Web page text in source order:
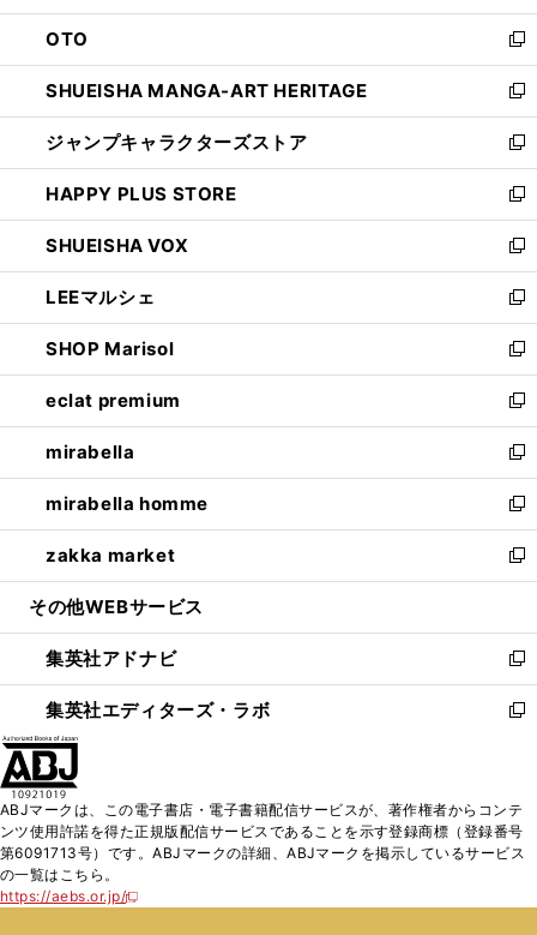
ウ
で
開
く
ン
ド
ウ
で
開
く
OTO
新
し
い
ウ
ィ
ン
ド
ウ
で
開
く
SHUEISHA MANGA-ART HERITAGE
新
し
い
ウ
ィ
ン
ド
ウ
で
開
く
ジャンプキャラクターズストア
新
し
い
ウ
ィ
ン
ド
ウ
で
開
く
HAPPY PLUS STORE
新
し
い
ウ
ィ
ン
ド
ウ
で
開
く
SHUEISHA VOX
新
し
い
ウ
ィ
ン
ド
ウ
で
開
く
LEEマルシェ
新
し
い
ウ
ィ
ン
ド
ウ
で
開
く
SHOP Marisol
新
し
い
ウ
ィ
ン
ド
ウ
で
開
eclat premium
新
し
い
ウ
ィ
ン
ド
ウ
開
く
mirabella
新
し
い
ウ
ィ
ン
ウ
で
開
く
mirabella homme
新
し
い
ウ
ン
ド
ウ
で
zakka market
新
し
ウ
ィ
ン
ド
く
その他WEBサービス
集英社アドナビ
新
し
い
ド
ウ
で
集英社エディターズ・ラボ
新
ィ
ン
ド
ABJマークは、この電子書店・電子書籍配信サービスが、著作権者からコンテ
ンツ使用許諾を得た正規版配信サービスであることを示す登録商標（登録番号
第6091713号）です。ABJマークの詳細、ABJマークを掲示しているサービス
の一覧はこちら。
https://aebs.or.jp/
新